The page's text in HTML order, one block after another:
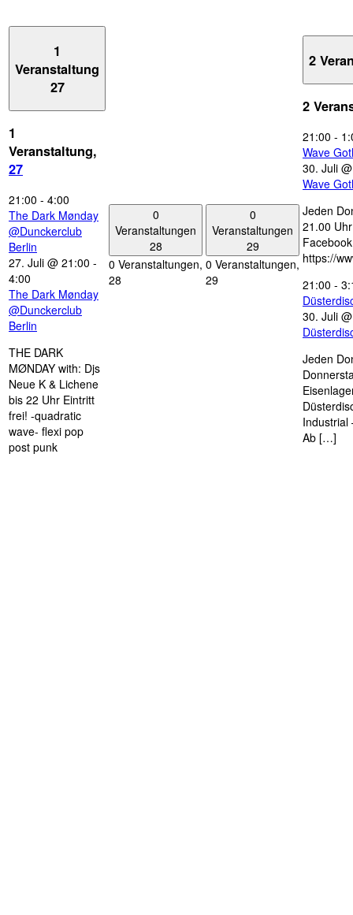
1
Veranstaltung
27
1
Veranstaltung,
27
21:00 - 4:00
The Dark Mønday
@Dunckerclub
Berlin
27. Juli @ 21:00 -
4:00
The Dark Mønday
@Dunckerclub
Berlin
THE DARK
MØNDAY with: Djs
Neue K & Lichene
bis 22 Uhr Eintritt
frei! -quadratic
wave- flexi pop
post punk
0
Veranstaltungen
28
0 Veranstaltungen,
28
0
Veranstaltungen
29
0 Veranstaltungen,
29
2
2
21:00 -
Wave
30. Juli
Wave
Jeden
21.00
https://
21:00 -
30. Juli
Jeden
Industrial
Ab […]